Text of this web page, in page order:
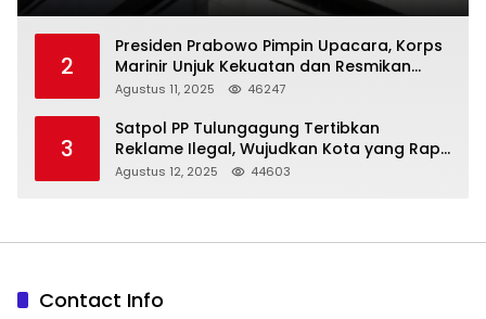
2
Presiden Prabowo Pimpin Upacara, Korps
Marinir Unjuk Kekuatan dan Resmikan
Struktur Baru
Agustus 11, 2025 46247
3
Satpol PP Tulungagung Tertibkan
Reklame Ilegal, Wujudkan Kota yang Rapi
dan Indah
Agustus 12, 2025 44603
Contact Info